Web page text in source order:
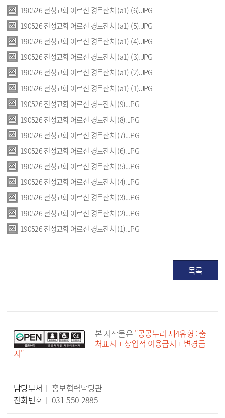
190526 천성교회 어르신 경로잔치 (a1) (6).JPG
190526 천성교회 어르신 경로잔치 (a1) (5).JPG
190526 천성교회 어르신 경로잔치 (a1) (4).JPG
190526 천성교회 어르신 경로잔치 (a1) (3).JPG
190526 천성교회 어르신 경로잔치 (a1) (2).JPG
190526 천성교회 어르신 경로잔치 (a1) (1).JPG
190526 천성교회 어르신 경로잔치 (9).JPG
190526 천성교회 어르신 경로잔치 (8).JPG
190526 천성교회 어르신 경로잔치 (7).JPG
190526 천성교회 어르신 경로잔치 (6).JPG
190526 천성교회 어르신 경로잔치 (5).JPG
190526 천성교회 어르신 경로잔치 (4).JPG
190526 천성교회 어르신 경로잔치 (3).JPG
190526 천성교회 어르신 경로잔치 (2).JPG
190526 천성교회 어르신 경로잔치 (1).JPG
목록
본 저작물은 "공공누리 제4유형 : 출
처표시 + 상업적 이용금지 + 변경금
지"
담당부서
홍보협력담당관
전화번호
031-550-2885